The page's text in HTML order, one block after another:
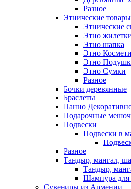
Разное
Этнические товары
Этнические
Этно жилетки
Этно шапка
Этно
Этно
Этно Сумки
Разное
Бочки деревянные
Браслеты
Панно
Подарочные
Подвески
Подвески в
Разное
Тандыр, мангал,
Тандыр,
Шампура для
Сувениры из Армении